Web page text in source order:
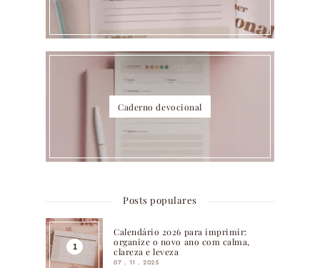
Caderno devocional
Posts populares
Calendário 2026 para imprimir:
organize o novo ano com calma,
clareza e leveza
07 . 11 . 2025